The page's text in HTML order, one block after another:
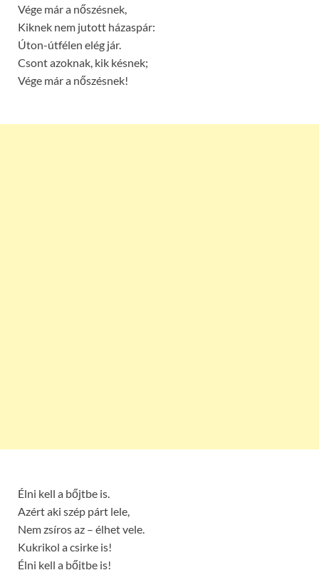
Vége már a nőszésnek,
Kiknek nem jutott házaspár:
Úton-útfélen elég jár.
Csont azoknak, kik késnek;
Vége már a nőszésnek!
Élni kell a bőjtbe is.
Azért aki szép párt lele,
Nem zsíros az – élhet vele.
Kukrikol a csirke is!
Élni kell a bőjtbe is!